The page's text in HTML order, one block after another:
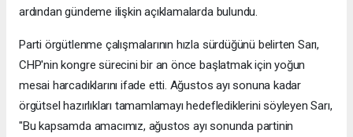
ardından gündeme ilişkin açıklamalarda bulundu.
Parti örgütlenme çalışmalarının hızla sürdüğünü belirten Sarı,
CHP'nin kongre sürecini bir an önce başlatmak için yoğun
mesai harcadıklarını ifade etti. Ağustos ayı sonuna kadar
örgütsel hazırlıkları tamamlamayı hedeflediklerini söyleyen Sarı,
"Bu kapsamda amacımız, ağustos ayı sonunda partinin